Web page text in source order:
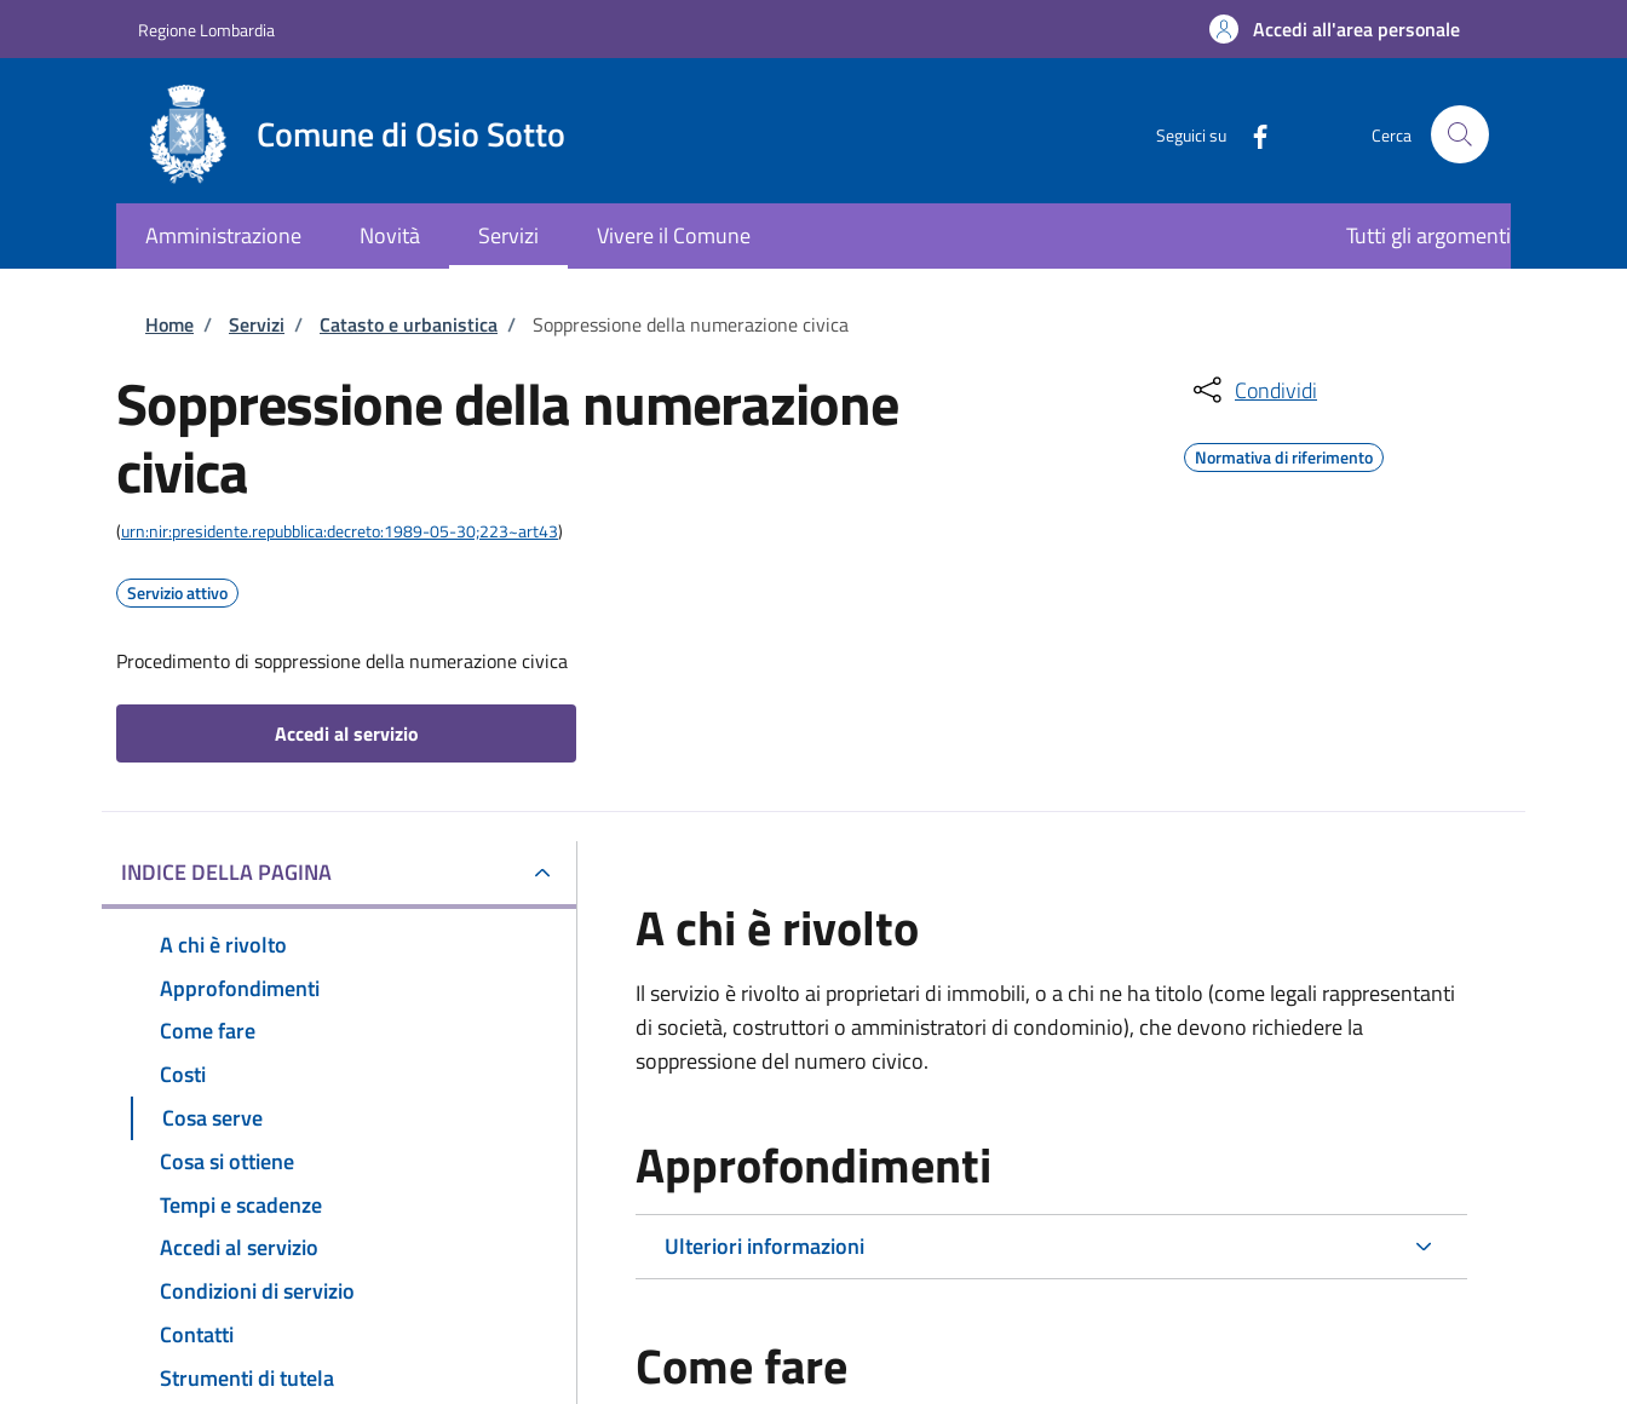
Regione Lombardia Accedi all'area personale
Comune di Osio Sotto Seguici su Cerca
Amministrazione Novità Servizi Vivere il Comune Tutti gli argomenti
Briciole di pane
Home / Servizi / Catasto e urbanistica / Soppressione della numerazione civica
Soppressione della numerazione
civica
(urn:nir:presidente.repubblica:decreto:1989-05-30;223~art43)
Servizio attivo
Procedimento di soppressione della numerazione civica
Accedi al servizio
Condividi
Normativa di riferimento
INDICE DELLA PAGINA
A chi è rivolto
Approfondimenti
Come fare
Costi
Cosa serve
Cosa si ottiene
Tempi e scadenze
Accedi al servizio
Condizioni di servizio
Contatti
Strumenti di tutela
A chi è rivolto
Il servizio è rivolto ai proprietari di immobili, o a chi ne ha titolo (come legali rappresentanti
di società, costruttori o amministratori di condominio), che devono richiedere la
soppressione del numero civico.
Approfondimenti
Ulteriori informazioni
Come fare